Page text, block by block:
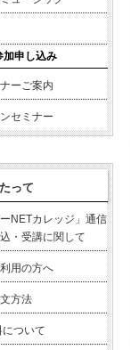
加申し込み
ーご案内
セミナー
って
ーNETカレッジ」通信
・受講に関して
用の方へ
方法
ついて